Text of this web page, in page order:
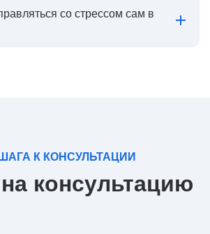
со стрессом сам в
К КОНСУЛЬТАЦИИ
консультацию